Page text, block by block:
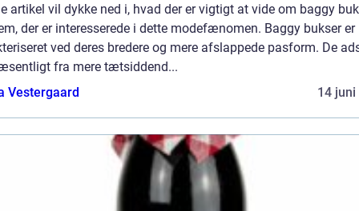
artikel vil dykke ned i, hvad der er vigtigt at vide om baggy
der er interesserede i dette modefænomen. Baggy bukser er
ved deres bredere og mere afslappede pasform. De
fra mere tætsiddend...
Vestergaard
14 juni